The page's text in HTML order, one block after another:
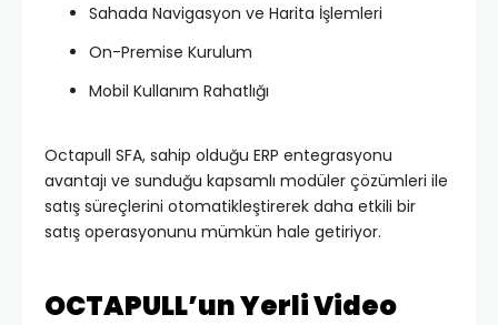
Sahada Navigasyon ve Harita İşlemleri
On-Premise Kurulum
Mobil Kullanım Rahatlığı
Octapull SFA, sahip olduğu ERP entegrasyonu
avantajı ve sunduğu kapsamlı modüler çözümleri ile
satış süreçlerini otomatikleştirerek daha etkili bir
satış operasyonunu mümkün hale getiriyor.
OCTAPULL’un Yerli Video